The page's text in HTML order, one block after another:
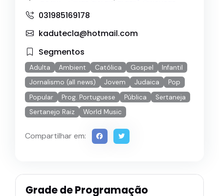
031985169178
kadutecla@hotmail.com
Segmentos
Adulta Ambient Católica Gospel
Infantil
Jornalismo (all news)
Jovem Judaica
Pop
Popular
Prog. Portuguese Pública
Sertaneja
Sertanejo Raiz
World Music
Compartilhar em:
Grade de Programação